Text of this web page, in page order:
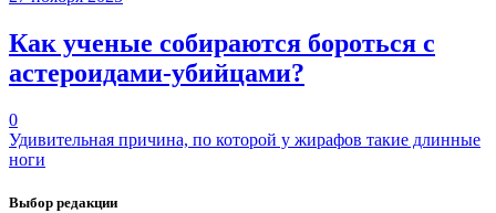
Как ученые собираются бороться с
астероидами-убийцами?
0
Удивительная причина, по которой у жирафов такие длинные
ноги
Выбор редакции